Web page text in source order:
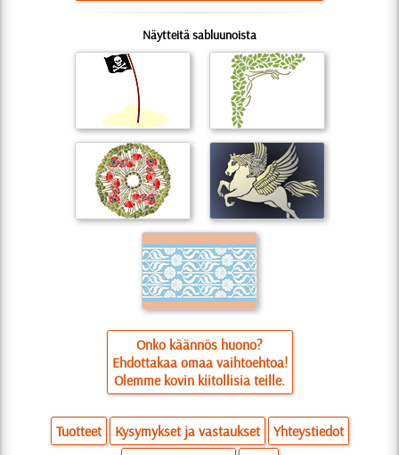
Näytteitä sabluunoista
Onko käännös huono?
Ehdottakaa omaa vaihtoehtoa!
Olemme kovin kiitollisia teille.
Tuotteet Kysymykset ja vastaukset
Yhteystiedot